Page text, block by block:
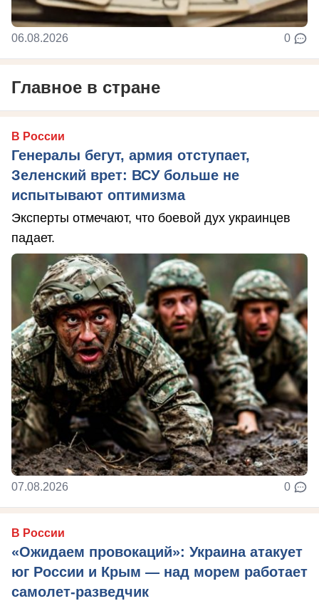
06.08.2026 0
Главное в стране
В России
Генералы бегут, армия отступает,
Зеленский врет: ВСУ больше не
испытывают оптимизма
Эксперты отмечают, что боевой дух украинцев
падает.
07.08.2026 0
В России
«Ожидаем провокаций»: Украина атакует
юг России и Крым — над морем работает
самолет-разведчик